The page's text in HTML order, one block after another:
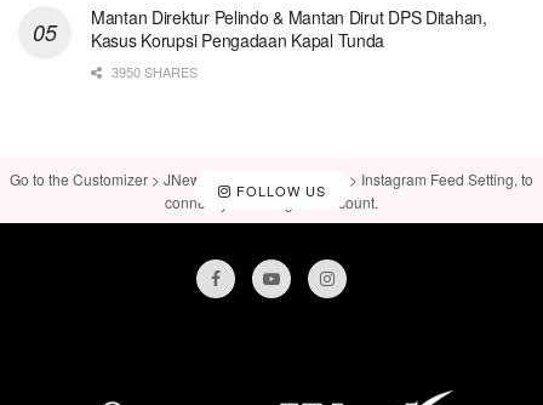
Mantan Direktur Pelindo & Mantan Dirut DPS Ditahan,
Kasus Korupsi Pengadaan Kapal Tunda
3950 SHARES
FOLLOW US
Go to the Customizer > JNews : Social, Like & View > Instagram Feed Setting, to
connect your Instagram account.